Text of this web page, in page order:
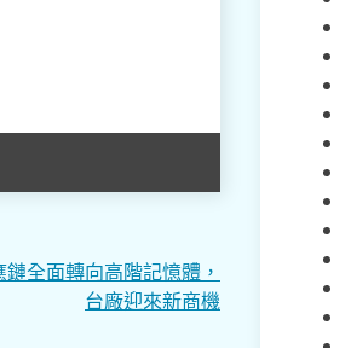
全面轉向高階記憶體，
台廠迎來新商機